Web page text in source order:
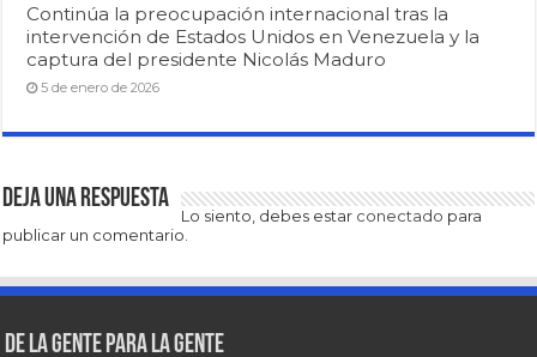
Continúa la preocupación internacional tras la
intervención de Estados Unidos en Venezuela y la
captura del presidente Nicolás Maduro
5 de enero de 2026
Deja una respuesta
Lo siento, debes estar conectado para
publicar un comentario.
De la gente para la gente